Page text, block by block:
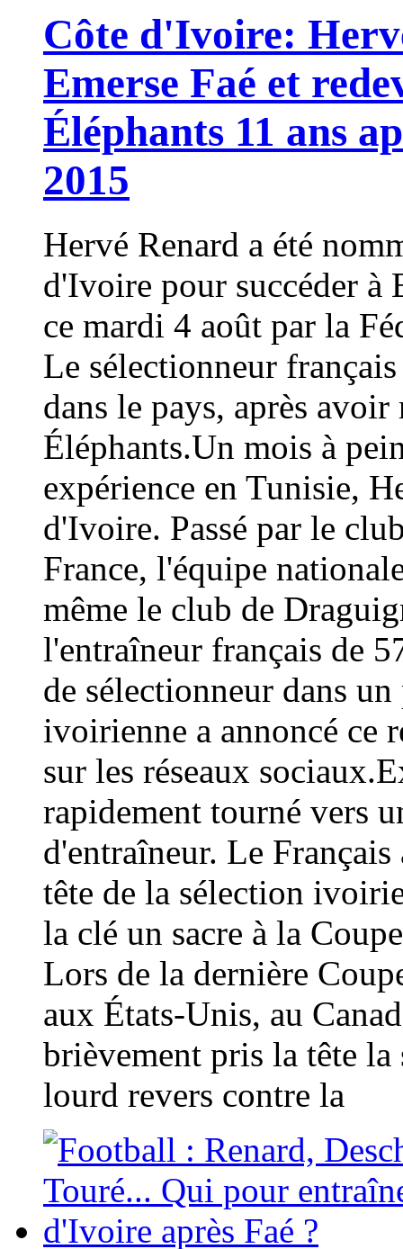
Côte d'Ivoire:
Emerse Faé et
Éléphants 11 ans
2015
Hervé Renard a été
d'Ivoire pour succéder à
ce mardi 4 août par la
Le sélectionneur
dans le pays, après
Éléphants.Un mois à
expérience en Tunisie,
d'Ivoire. Passé par le
France, l'équipe
même le club de
l'entraîneur français de
de sélectionneur dans
ivoirienne a annoncé ce
sur les réseaux
rapidement tourné vers
d'entraîneur. Le
tête de la sélection
la clé un sacre à la
Lors de la dernière
aux États-Unis, au
brièvement pris la tête
lourd revers contre la